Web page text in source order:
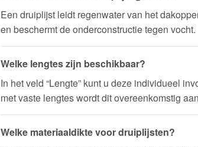
Een druiplijst leidt regenwater van het
en beschermt de onderconstructie tegen vocht.
Welke lengtes zijn beschikbaar?
In het veld “Lengte” kunt u deze individueel
met vaste lengtes wordt dit overeenkomstig
Welke materiaaldikte voor druiplijsten?